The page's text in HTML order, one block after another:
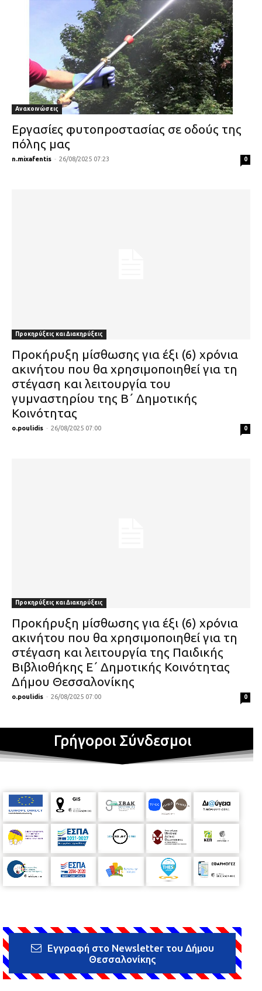
Ανακοινώσεις
Εργασίες φυτοπροστασίας σε οδούς της
πόλης μας
n.mixafentis - 26/08/2025 07:23 0
Προκηρύξεις και Διακηρύξεις
Προκήρυξη μίσθωσης για έξι (6) χρόνια
ακινήτου που θα χρησιμοποιηθεί για τη
στέγαση και λειτουργία του
γυμναστηρίου της Β΄ Δημοτικής
Κοινότητας
o.poulidis - 26/08/2025 07:00 0
Προκηρύξεις και Διακηρύξεις
Προκήρυξη μίσθωσης για έξι (6) χρόνια
ακινήτου που θα χρησιμοποιηθεί για τη
στέγαση και λειτουργία της Παιδικής
Βιβλιοθήκης Ε΄ Δημοτικής Κοινότητας
Δήμου Θεσσαλονίκης
o.poulidis - 26/08/2025 07:00 0
Γρήγοροι Σύνδεσμοι
Εγγραφή στο Newsletter του Δήμου
Θεσσαλονίκης